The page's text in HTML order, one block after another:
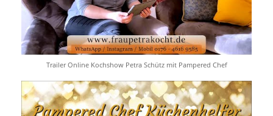
Trailer Online Kochshow Petra Schütz mit Pampered Chef